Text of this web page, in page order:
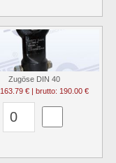
Zugöse DIN 40
€ | brutto: 190.00 €